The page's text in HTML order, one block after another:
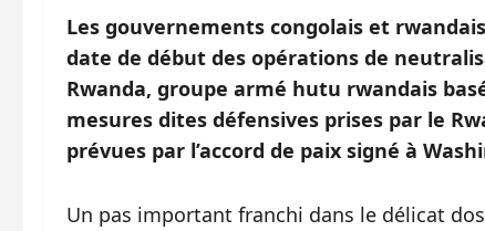
Les gouvernements congolais et
date de début des opérations de
Rwanda, groupe armé hutu rwandais
mesures dites défensives prises par le
prévues par l’accord de paix signé à
Un pas important franchi dans le délicat